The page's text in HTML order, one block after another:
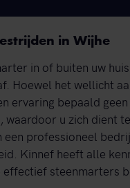
in Wijhe
in of buiten uw
Hoewel het wellicht
ervaring bepaald
waardoor u zich dient
een professioneel
Kinnef heeft alle
steenmarters